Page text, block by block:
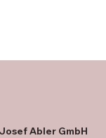
Abler GmbH